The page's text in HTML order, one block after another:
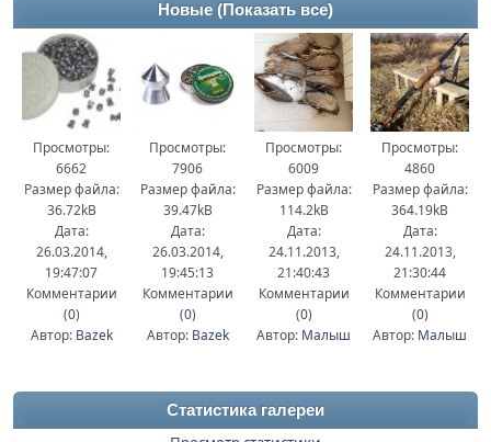
Новые (Показать все)
Просмотры:
6662
Размер файла:
36.72kB
Дата:
26.03.2014,
19:47:07
Комментарии
(0)
Автор: Bazek
Просмотры:
7906
Размер файла:
39.47kB
Дата:
26.03.2014,
19:45:13
Комментарии
(0)
Автор: Bazek
Просмотры:
6009
Размер файла:
114.2kB
Дата:
24.11.2013,
21:40:43
Комментарии
(0)
Автор: Малыш
Просмотры:
4860
Размер файла:
364.19kB
Дата:
24.11.2013,
21:30:44
Комментарии
(0)
Автор: Малыш
Статистика галереи